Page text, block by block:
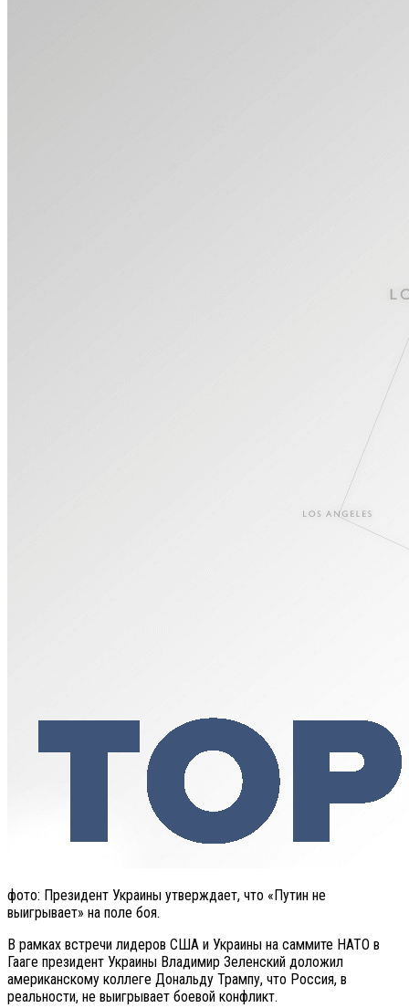
фото: Президент Украины утверждает, что «Путин не
выигрывает» на поле боя.
В рамках встречи лидеров США и Украины на саммите НАТО в
Гааге президент Украины Владимир Зеленский доложил
американскому коллеге Дональду Трампу, что Россия, в
реальности, не выигрывает боевой конфликт.